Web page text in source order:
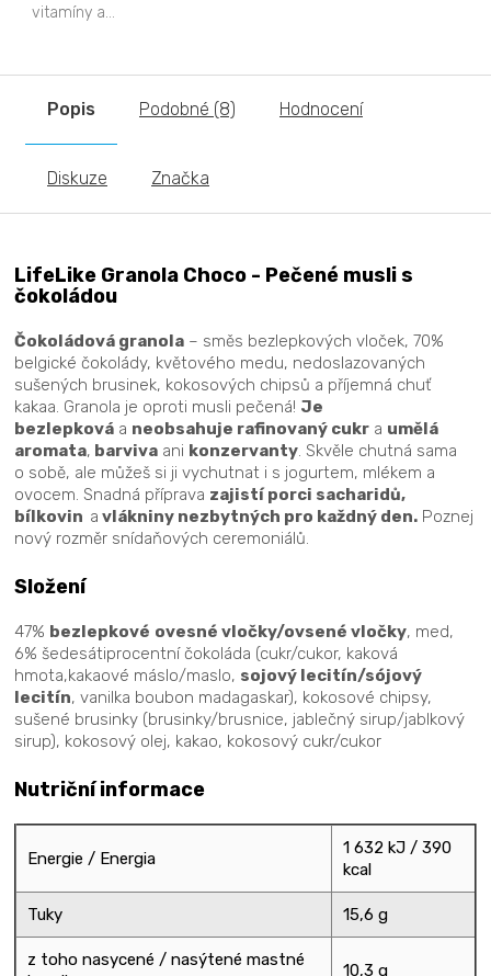
vitamíny a...
Popis Podobné (8) Hodnocení
Diskuze Značka
LifeLike Granola Choco - Pečené musli s
čokoládou
Čokoládová granola – směs bezlepkových vloček, 70%
belgické čokolády, květového medu, nedoslazovaných
sušených brusinek, kokosových chipsů a příjemná chuť
kakaa. Granola je oproti musli pečená! Je
bezlepková a neobsahuje rafinovaný cukr a umělá
aromata, barviva ani konzervanty . Skvěle chutná sama
o sobě, ale můžeš si ji vychutnat i s jogurtem, mlékem a
ovocem. Snadná příprava zajistí porci sacharidů,
bílkovin a vlákniny nezbytných pro každný den. Poznej
nový rozměr snídaňových ceremoniálů.
Složení
47% bezlepkové ovesné vločky/ovsené vločky, med,
6% šedesátiprocentní čokoláda (cukr/cukor, kaková
hmota,kakaové máslo/maslo, sojový lecitín/sójový
lecitín, vanilka boubon madagaskar), kokosové chipsy,
sušené brusinky (brusinky/brusnice, jablečný sirup/jablkový
sirup), kokosový olej, kakao, kokosový cukr/cukor
Nutriční informace
Energie / Energia
1 632 kJ / 390
kcal
Tuky 15,6 g
z toho nasycené / nasýtené mastné
10,3 g